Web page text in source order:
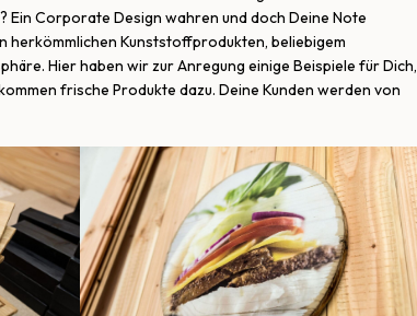
Corporate Design wahren und doch Deine Note
herkömmlichen Kunststoffprodukten, beliebigem
Hier haben wir zur Anregung einige Beispiele für Dich,
frische Produkte dazu. Deine Kunden werden von